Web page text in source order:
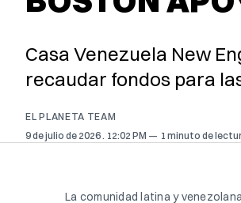
Casa Venezuela New
recaudar fondos para
EL PLANETA TEAM
9 de julio de 2026 . 12:02 PM 1 minuto de
La comunidad latina y